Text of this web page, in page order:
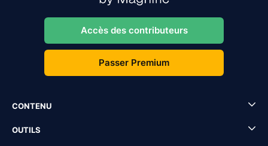
Accès des contributeurs
Passer Premium
CONTENU
OUTILS